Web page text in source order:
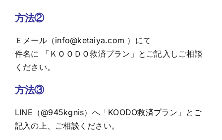
方法②
Ｅメール（info@ketaiya.com ）にて
件名に 「ＫＯＯＤＯ救済プラン」とご記入しご相談
ください。
方法③
LINE（@945kgnis）へ「KOODO救済プラン」とご
記入の上、ご相談ください。